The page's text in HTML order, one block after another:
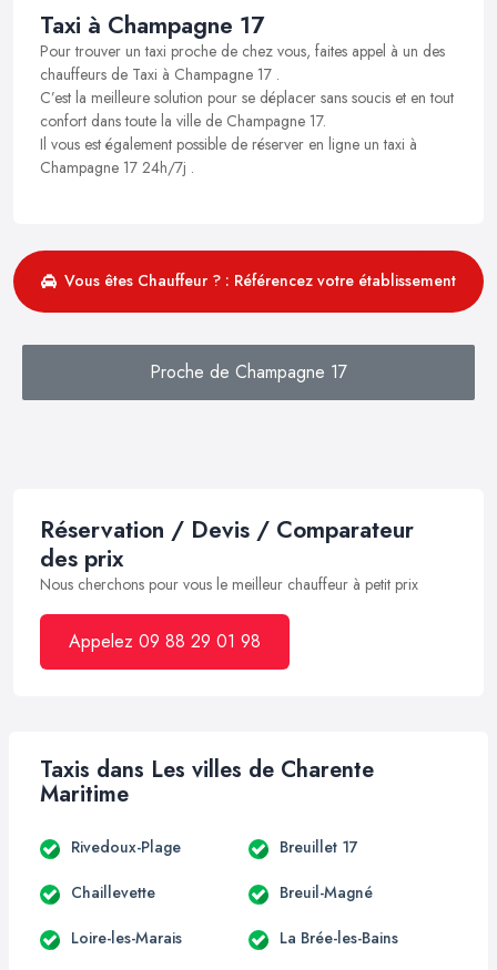
Taxi à Champagne 17
Pour trouver un taxi proche de chez vous, faites appel à un des
chauffeurs de Taxi à Champagne 17 .
C’est la meilleure solution pour se déplacer sans soucis et en tout
confort dans toute la ville de Champagne 17.
Il vous est également possible de réserver en ligne un taxi à
Champagne 17 24h/7j .
Vous êtes Chauffeur ? : Référencez votre établissement
Proche de Champagne 17
Réservation / Devis / Comparateur
des prix
Nous cherchons pour vous le meilleur chauffeur à petit prix
Appelez 09 88 29 01 98
Taxis dans Les villes de Charente
Maritime
Rivedoux-Plage Breuillet 17
Chaillevette Breuil-Magné
Loire-les-Marais La Brée-les-Bains